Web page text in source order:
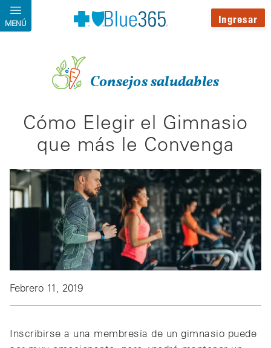
Pasar al contenido principal
MENÚ Ingresar
Consejos saludables
Cómo Elegir el Gimnasio
que más le Convenga
Febrero 11, 2019
Inscribirse a una membresía de un gimnasio puede